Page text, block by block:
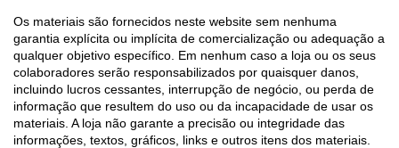
Os materiais são fornecidos neste website sem nenhuma
garantia explícita ou implícita de comercialização ou adequação a
qualquer objetivo específico. Em nenhum caso a loja ou os seus
colaboradores serão responsabilizados por quaisquer danos,
incluindo lucros cessantes, interrupção de negócio, ou perda de
informação que resultem do uso ou da incapacidade de usar os
materiais. A loja não garante a precisão ou integridade das
informações, textos, gráficos, links e outros itens dos materiais.